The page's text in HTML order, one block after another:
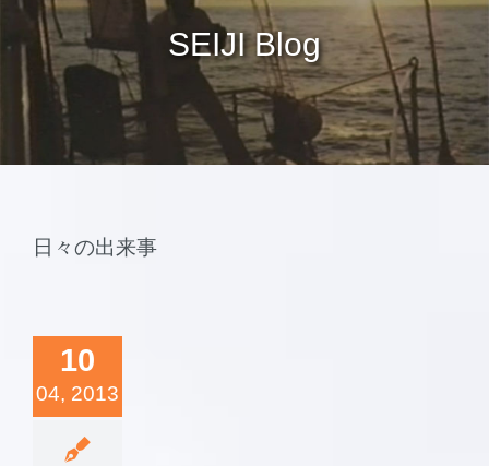
お知らせ
フリースクールおかむら塾
ケアサポート
精華学園高等学校・厚南校
ご挨拶
施設案内
SEIJI Blog
日々の出来事
10
04, 2013